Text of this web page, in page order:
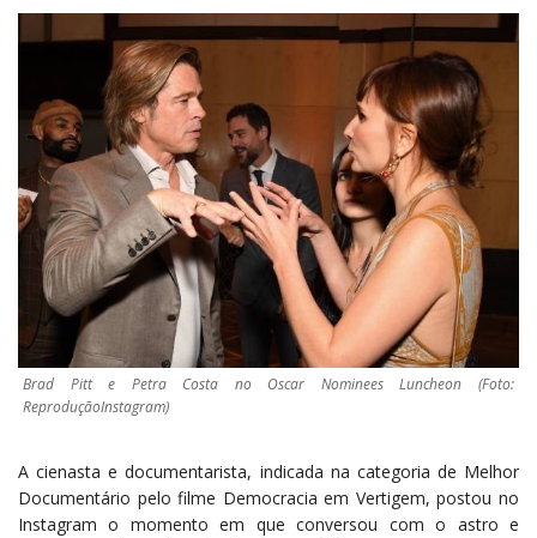
Brad Pitt e Petra Costa no Oscar Nominees Luncheon (Foto:
ReproduçãoInstagram)
A cienasta e documentarista, indicada na categoria de Melhor
Documentário pelo filme Democracia em Vertigem, postou no
Instagram o momento em que conversou com o astro e